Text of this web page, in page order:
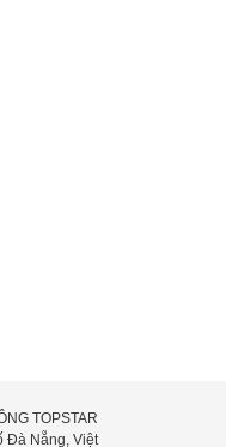
TOPSTAR
Đà Nẵng, Việt